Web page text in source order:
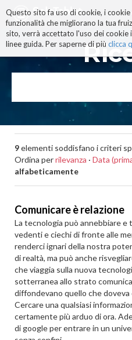
Questo sito fa uso di cookie, i
funzionalità che migliorano la tua
sito, verrà accettato l'uso dei cookie
linee guida. Per saperne di più clicca
ai
|
alla
9elementi soddisfano i criteri
Ordina perrilevanza · Data
alfabeticamente
Comunicare è relazione
La tecnologia può annebbiare e
vedenti e ciechi di fronte alle
renderci ignari della nostra
di realtà, ma può anche
che viaggia sulla nuova
sotterranea allo strato
diffondevano quello che
Cercare una qualsiasi
certamente più arduo di ora.
di google per entrare in un